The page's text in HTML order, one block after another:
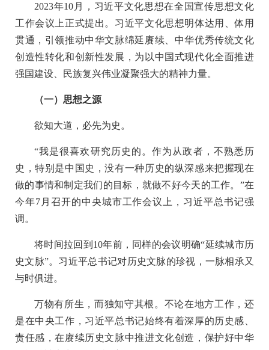
2023年10月，习近平文化思想在全国宣传思想文化
工作会议上正式提出。习近平文化思想明体达用、体用
贯通，引领推动中华文脉绵延赓续、中华优秀传统文化
创造性转化和创新性发展，为以中国式现代化全面推进
强国建设、民族复兴伟业凝聚强大的精神力量。
（一）思想之源
欲知大道，必先为史。
“我是很喜欢研究历史的。作为从政者，不熟悉历
史，特别是中国史，没有一种历史的纵深感来把握现在
做的事情和制定我们的目标，就做不好今天的工作。”在
今年7月召开的中央城市工作会议上，习近平总书记强
调。
将时间拉回到10年前，同样的会议明确“延续城市历
史文脉”。习近平总书记对历史文脉的珍视，一脉相承又
与时俱进。
万物有所生，而独知守其根。不论在地方工作，还
是在中央工作，习近平总书记始终有着深厚的历史感、
责任感，在赓续历史文脉中推进文化创造，保护好中华